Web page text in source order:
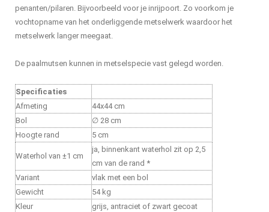
penanten/pilaren. Bijvoorbeeld voor je inrijpoort. Zo voorkom je
vochtopname van het onderliggende metselwerk waardoor het
metselwerk langer meegaat.
De paalmutsen kunnen in metselspecie vast gelegd worden.
Specificaties
Afmeting
44x44 cm
Bol
∅ 28 cm
Hoogte rand
5 cm
Waterhol van ±1 cm
ja, binnenkant waterhol zit op 2,5
cm van de rand *
Variant
vlak met een bol
Gewicht
54 kg
Kleur
grijs, antraciet of zwart gecoat